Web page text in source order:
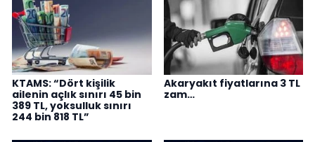
KTAMS: “Dört kişilik
ailenin açlık sınırı 45 bin
389 TL, yoksulluk sınırı
244 bin 818 TL”
Akaryakıt fiyatlarına 3 TL
zam…